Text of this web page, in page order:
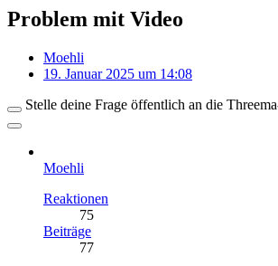
Problem mit Video
Moehli
19. Januar 2025 um 14:08
Stelle deine Frage öffentlich an die
Moehli
Reaktionen
75
Beiträge
77